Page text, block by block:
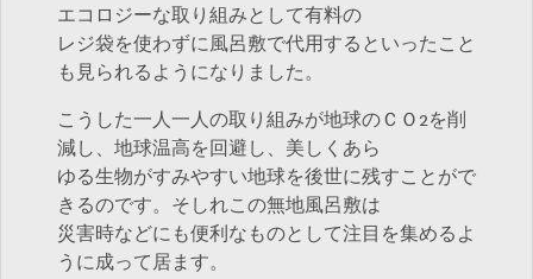
エコロジーな取り組みとして有料の
レジ袋を使わずに風呂敷で代用するといったこと
も見られるようになりました。
こうした一人一人の取り組みが地球のＣＯ2を削
減し、地球温高を回避し、美しくあら
ゆる生物がすみやすい地球を後世に残すことがで
きるのです。そしれこの無地風呂敷は
災害時などにも便利なものとして注目を集めるよ
うに成って居ます。